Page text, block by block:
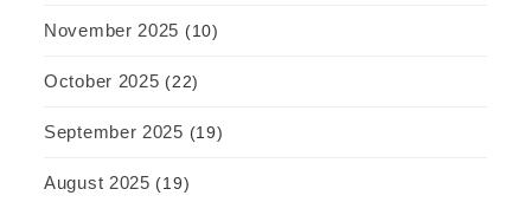
November 2025 (10)
October 2025 (22)
September 2025 (19)
August 2025 (19)